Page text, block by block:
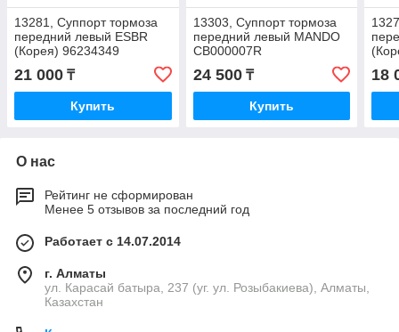
13281, Суппорт тормоза
передний левый ESBR
(Корея) 96234349
21 000 ₸
Купить
13303, Суппорт тормоза
передний левый MANDO
CB000007R
24 500₸
Купить
18
О нас
Рейтинг не сформирован
Менее 5 отзывов за последний год
Работает с 14.07.2014
г. Алматы
ул. Карасай батыра, 237 (уг. ул. Розыбакиева), Алматы,
Казахстан